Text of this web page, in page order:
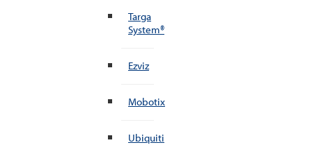
Targa
System®
Ezviz
Mobotix
Ubiquiti